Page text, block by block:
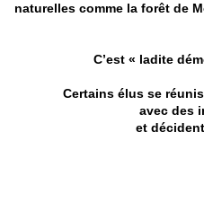
naturelles comme la forêt de
C’est « ladite
Certains élus se
avec des
et